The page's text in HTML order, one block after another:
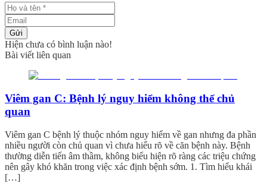
Gửi
Hiện chưa có bình luận nào!
Bài viết liên quan
Viêm gan C: Bệnh lý nguy hiểm không thể chủ
quan
Viêm gan C bệnh lý thuộc nhóm nguy hiểm về gan nhưng đa phần
nhiều người còn chủ quan vì chưa hiểu rõ về căn bệnh này. Bệnh
thường diễn tiến âm thầm, không biểu hiện rõ ràng các triệu chứng
nên gây khó khăn trong việc xác định bệnh sớm. 1. Tìm hiểu khái
[…]